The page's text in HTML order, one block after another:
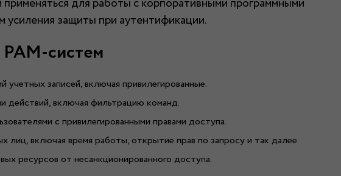
применяться для работы с корпоративными программными
усиления защиты при аутентификации.
систем
учетных записей, включая привилегированные.
действий, включая фильтрацию команд.
с привилегированными правами доступа.
лиц, включая время работы, открытие прав по запросу и так далее.
ресурсов от несанкционированного доступа.